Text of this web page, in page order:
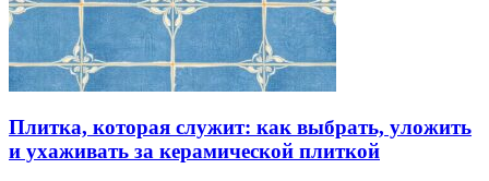
Плитка, которая служит: как выбрать, уложить
и ухаживать за керамической плиткой